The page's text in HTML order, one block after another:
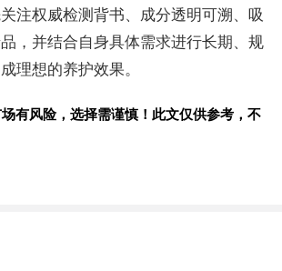
注权威检测背书、成分透明可溯、吸
，并结合自身具体需求进行长期、规
理想的养护效果。
有风险，选择需谨慎！此文仅供参考，不